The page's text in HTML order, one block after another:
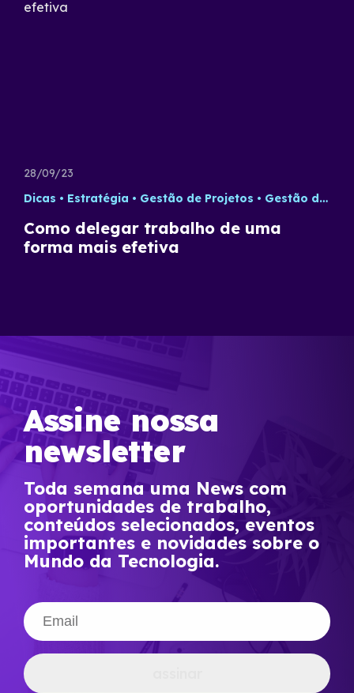
28/09/23
Dicas
Estratégia Gestão de Projetos Gestão de Times
Como delegar trabalho de uma
forma mais efetiva
Assine nossa
newsletter
Toda semana uma News com
oportunidades de trabalho,
conteúdos selecionados, eventos
importantes e novidades sobre o
Mundo da Tecnologia.